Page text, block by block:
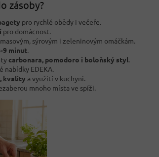
zásoby?
pro rychlé obědy i večeře.
pro domácnost.
sýrovým i zeleninovým omáčkám.
9 minut.
carbonara, pomodoro i boloňský styl.
nabídky EDEKA.
kvality a využití v kuchyni.
mnoho místa ve spíži.